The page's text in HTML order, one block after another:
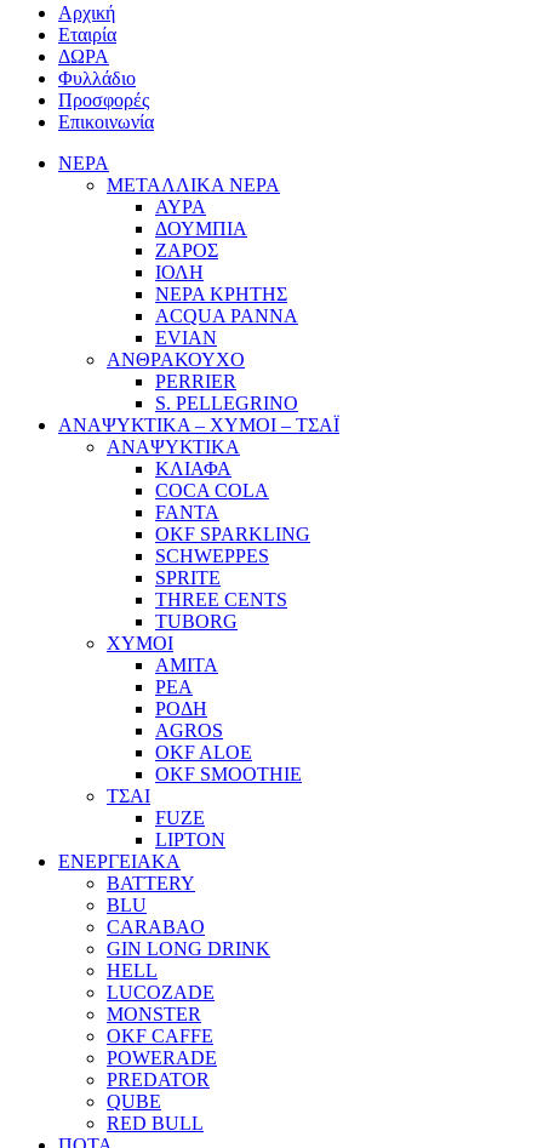
Αρχική
Εταιρία
ΔΩΡΑ
Φυλλάδιο
Προσφορές
Επικοινωνία
ΝΕΡΑ
ΜΕΤΑΛΛΙΚΑ ΝΕΡΑ
ΑΥΡΑ
ΔΟΥΜΠΙΑ
ΖΑΡΟΣ
ΙΟΛΗ
ΝΕΡΑ ΚΡΗΤΗΣ
ACQUA PANNA
EVIAN
ΑΝΘΡΑΚΟΥΧΟ
PERRIER
S. PELLEGRINO
ΑΝΑΨΥΚΤΙΚΑ – ΧΥΜΟΙ – ΤΣΑΪ
ΑΝΑΨΥΚΤΙΚΑ
ΚΛΙΑΦΑ
COCA COLA
FANTA
OKF SPARKLING
SCHWEPPES
SPRITE
THREE CENTS
TUBORG
ΧΥΜΟΙ
ΑΜΙΤΑ
ΡΕΑ
ΡΟΔΗ
AGROS
OKF ALOE
OKF SMOOTHIE
ΤΣΑΙ
FUZE
LIPTON
ΕΝΕΡΓΕΙΑΚΑ
BATTERY
BLU
CARABAO
GIN LONG DRINK
HELL
LUCOZADE
MONSTER
OKF CAFFE
POWERADE
PREDATOR
QUBE
RED BULL